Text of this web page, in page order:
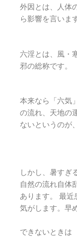
外因とは、人体
ら影響を言いま
六淫とは、風・
邪の総称です。
本来なら「六気
の流れ、天地の
ないというのが
しかし、暑すぎ
自然の流れ自体
あります。 最近
気がします。早
できないとき